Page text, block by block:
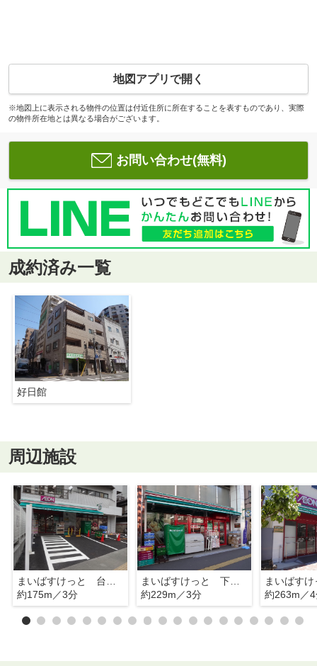
地図アプリで開く
※地図上に表示される物件の位置は付近住所に所在することを表すものであり、実際
の物件所在地とは異なる場合がございます。
お問い合わせ(無料)
成約済み一覧
好日館
周辺施設
まいばすけっと 台東下谷３丁目店
約175m／3分
まいばすけっと 下谷３丁目店
約229m／3分
約263m／